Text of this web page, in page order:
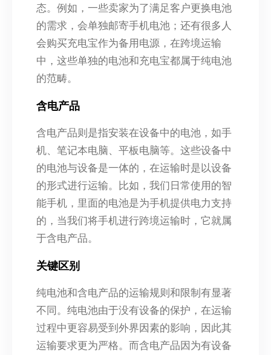
态。例如，一些卖家为了满足客户更换电池
的需求，会单独邮寄手机电池；还有很多人
会购买充电宝作为备用电源，在跨境运输
中，这些单独的电池和充电宝都属于纯电池
的范畴。
含电产品
含电产品则是指安装在设备中的电池，如手
机、笔记本电脑、平板电脑等。这些设备中
的电池与设备是一体的，在运输时是以设备
的形式进行运输。比如，我们日常使用的智
能手机，里面的电池是为手机提供电力支持
的，当我们将手机进行跨境运输时，它就属
于含电产品。
关键区别
纯电池和含电产品的运输规则和限制有显著
不同。纯电池由于没有设备的保护，在运输
过程中更容易受到外界因素的影响，因此其
运输要求更为严格。而含电产品因为有设备